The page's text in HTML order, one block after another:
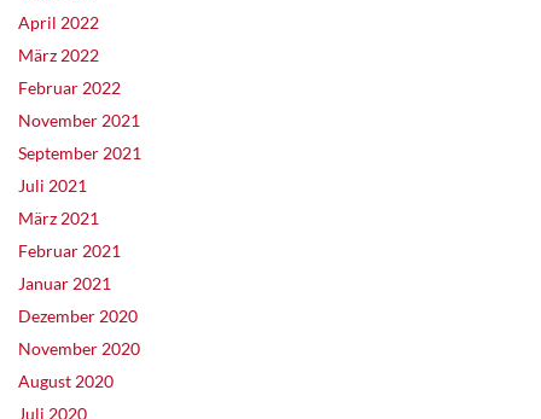
April 2022
März 2022
Februar 2022
November 2021
September 2021
Juli 2021
März 2021
Februar 2021
Januar 2021
Dezember 2020
November 2020
August 2020
Juli 2020